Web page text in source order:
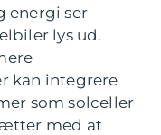
energi ser
lys ud.
kan integrere
som solceller
med at